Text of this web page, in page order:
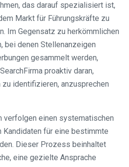
das darauf spezialisiert ist,
Markt für Führungskräfte zu
Im Gegensatz zu herkömmlichen
bei denen Stellenanzeigen
gesammelt werden,
proaktiv daran,
identifizieren, anzusprechen
verfolgen einen systematischen
Kandidaten für eine bestimmte
Dieser Prozess beinhaltet
eine gezielte Ansprache